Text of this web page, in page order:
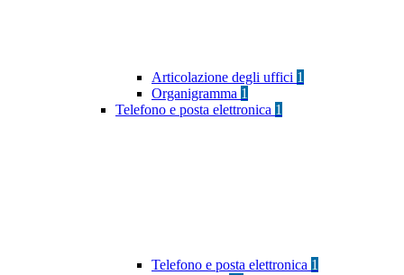
Articolazione degli uffici 1
Organigramma 1
Telefono e posta elettronica 1
Telefono e posta elettronica 1